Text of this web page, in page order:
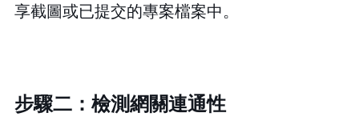
享截圖或已提交的專案檔案中。
步驟二：檢測網關連通性